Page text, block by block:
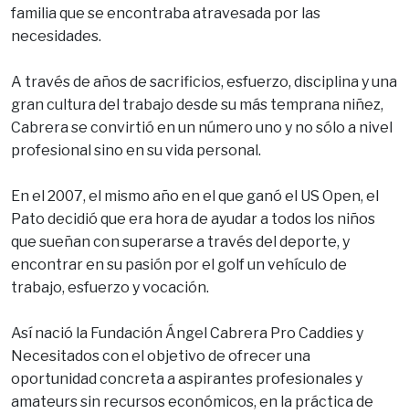
familia que se encontraba atravesada por las
necesidades.
A través de años de sacrificios, esfuerzo, disciplina y una
gran cultura del trabajo desde su más temprana niñez,
Cabrera se convirtió en un número uno y no sólo a nivel
profesional sino en su vida personal.
En el 2007, el mismo año en el que ganó el US Open, el
Pato decidió que era hora de ayudar a todos los niños
que sueñan con superarse a través del deporte, y
encontrar en su pasión por el golf un vehículo de
trabajo, esfuerzo y vocación.
Así nació la Fundación Ángel Cabrera Pro Caddies y
Necesitados con el objetivo de ofrecer una
oportunidad concreta a aspirantes profesionales y
amateurs sin recursos económicos, en la práctica de